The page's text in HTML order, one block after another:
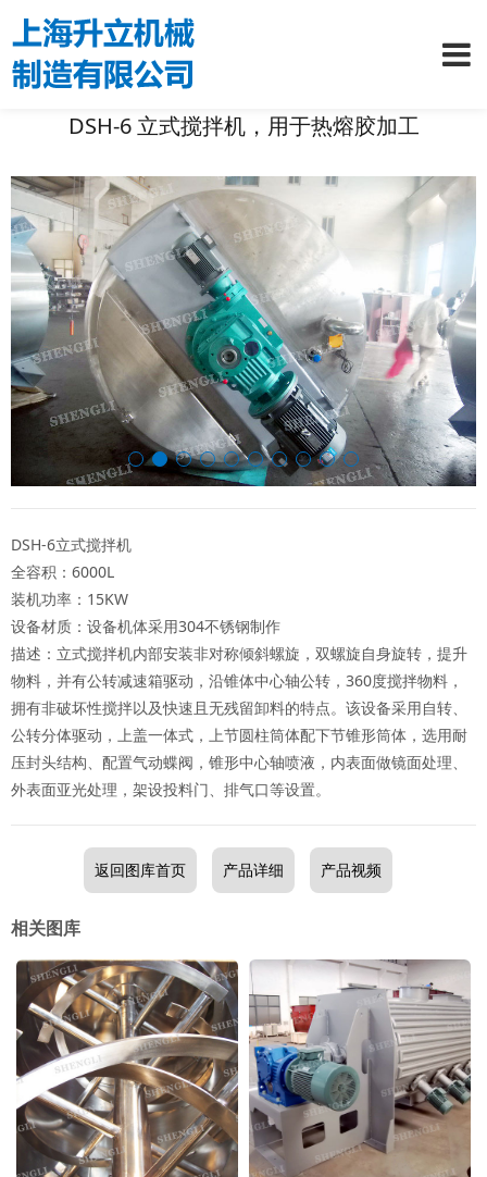
DSH-6 立式搅拌机，用于热熔胶加工
DSH-6立式搅拌机
全容积：6000L
装机功率：15KW
设备材质：设备机体采用304不锈钢制作
描述：立式搅拌机内部安装非对称倾斜螺旋，双螺旋自身旋转，提升
物料，并有公转减速箱驱动，沿锥体中心轴公转，360度搅拌物料，
拥有非破坏性搅拌以及快速且无残留卸料的特点。该设备采用自转、
公转分体驱动，上盖一体式，上节圆柱筒体配下节锥形筒体，选用耐
压封头结构、配置气动蝶阀，锥形中心轴喷液，内表面做镜面处理、
外表面亚光处理，架设投料门、排气口等设置。
返回图库首页 产品详细 产品视频
相关图库